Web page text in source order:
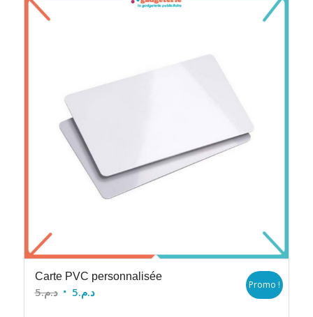
Carte PVC personnalisée
د.م.5
Le
د.م.5
Le
Promo !